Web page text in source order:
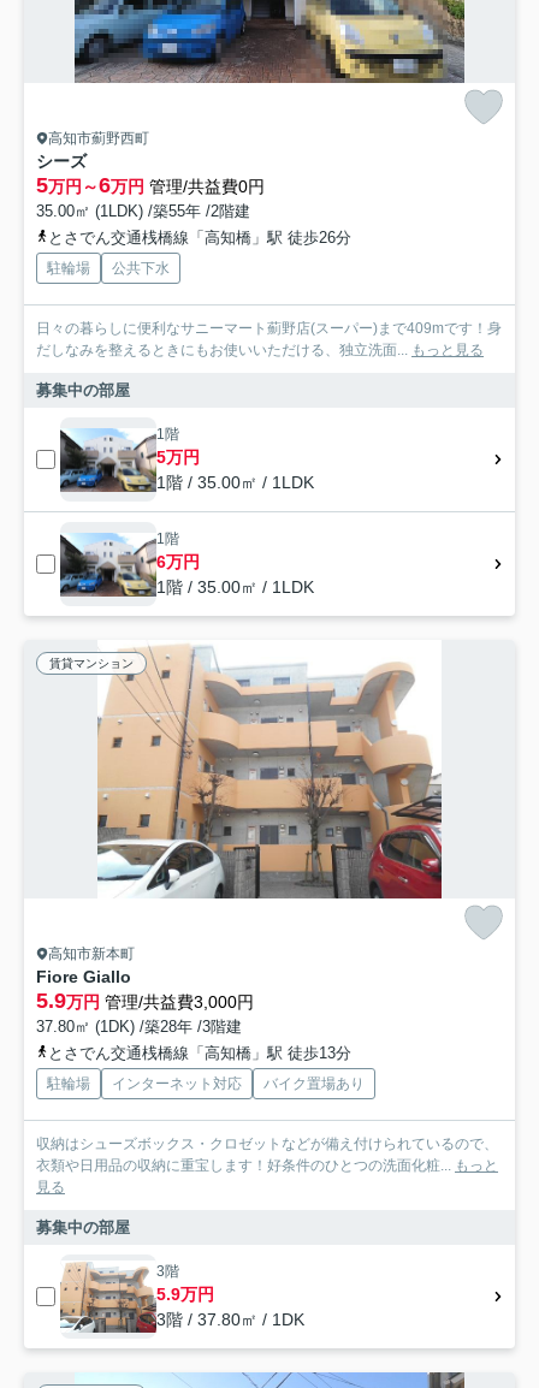
高知市薊野西町
シーズ
5万円～6万円 管理/共益費0円
35.00㎡ (1LDK) /築55年 /2階建
とさでん交通桟橋線「高知橋」駅 徒歩26分
駐輪場 公共下水
日々の暮らしに便利なサニーマート薊野店(スーパー)まで409mです！身
だしなみを整えるときにもお使いいただける、独立洗面... もっと見る
募集中の部屋
1階
5万円
1階 / 35.00㎡ / 1LDK
1階
6万円
1階 / 35.00㎡ / 1LDK
賃貸マンション
高知市新本町
Fiore Giallo
5.9万円 管理/共益費3,000円
37.80㎡ (1DK) /築28年 /3階建
とさでん交通桟橋線「高知橋」駅 徒歩13分
駐輪場 インターネット対応 バイク置場あり
収納はシューズボックス・クロゼットなどが備え付けられているので、
衣類や日用品の収納に重宝します！好条件のひとつの洗面化粧... もっと
見る
募集中の部屋
3階
5.9万円
3階 / 37.80㎡ / 1DK